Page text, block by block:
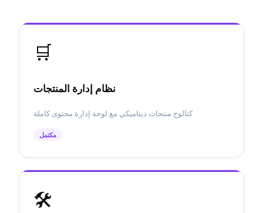
🛒
نظام إدارة المنتجات
كتالوج منتجات ديناميكي مع لوحة إدارة محتوى كاملة
مكتمل
🛠️